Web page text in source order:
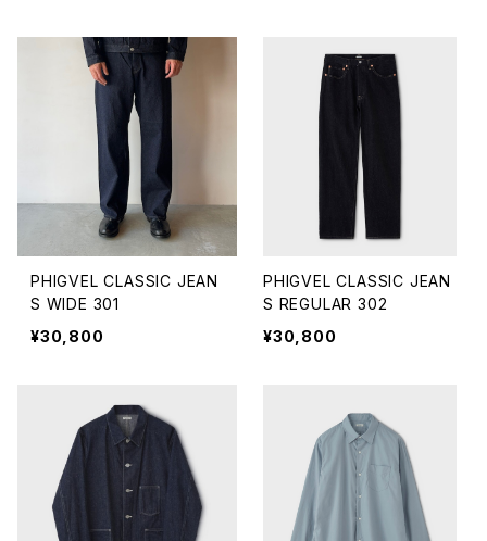
PHIGVEL CLASSIC JEAN
S WIDE 301
¥30,800
PHIGVEL CLASSIC JEAN
S REGULAR 302
¥30,800